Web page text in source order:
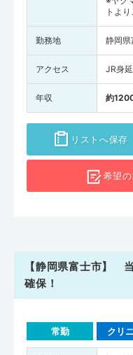
トよ
勤務地 静岡県
アクセス JR身
年収 約
リストへ保存
希望
【静岡県富士市】
確保！
常勤 クリ